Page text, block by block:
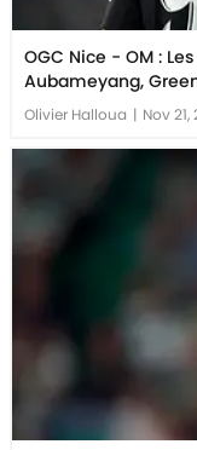
OGC Nice - OM :
Aubameyang,
Olivier Halloua | Nov 21,